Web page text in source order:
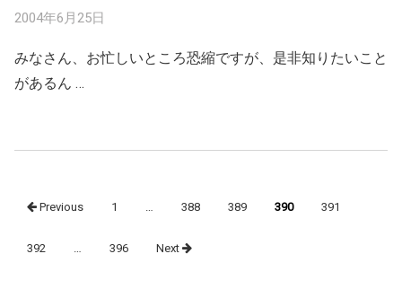
2004年6月25日
みなさん、お忙しいところ恐縮ですが、是非知りたいこと
があるん …
navigation
Previous 1 388 389 390 391
392 396 Next